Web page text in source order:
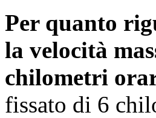
Per quanto
la velocità
chilometri
fissato di 6